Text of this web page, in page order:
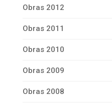
Obras 2012
Obras 2011
Obras 2010
Obras 2009
Obras 2008